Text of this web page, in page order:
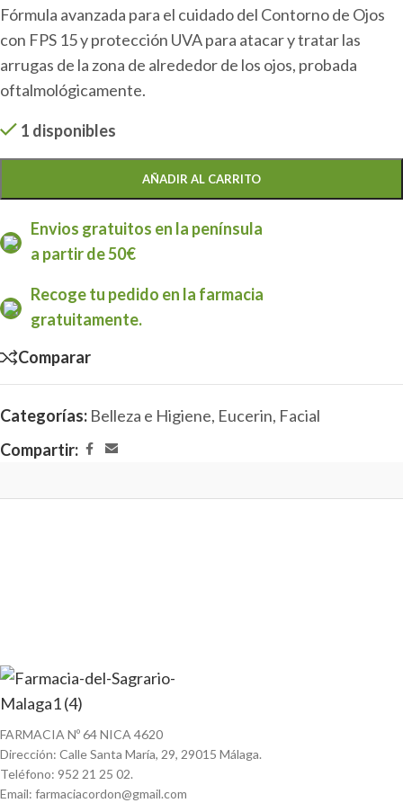
Fórmula avanzada para el cuidado del Contorno de Ojos
con FPS 15 y protección UVA para atacar y tratar las
arrugas de la zona de alrededor de los ojos, probada
oftalmológicamente.
1 disponibles
AÑADIR AL CARRITO
Envios gratuitos en la península
a partir de 50€
Recoge tu pedido en la farmacia
gratuitamente.
Comparar
Categorías: Belleza e Higiene, Eucerin, Facial
Compartir:
FARMACIA Nº 64 NICA 4620
Dirección: Calle Santa María, 29, 29015 Málaga.
Teléfono: 952 21 25 02.
Email: farmaciacordon@gmail.com